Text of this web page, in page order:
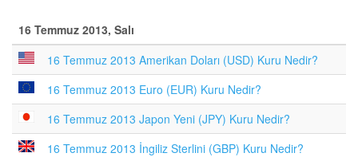
16 Temmuz 2013, Salı
16 Temmuz 2013 Amerikan Doları (USD) Kuru Nedir?
16 Temmuz 2013 Euro (EUR) Kuru Nedir?
16 Temmuz 2013 Japon Yeni (JPY) Kuru Nedir?
16 Temmuz 2013 İngiliz Sterlini (GBP) Kuru Nedir?